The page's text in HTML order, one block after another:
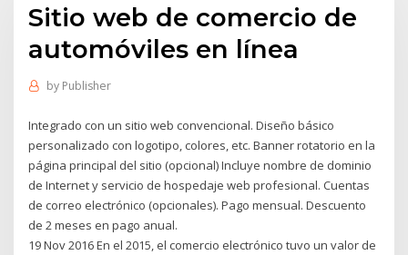
Sitio web de comercio de
automóviles en línea
by Publisher
Integrado con un sitio web convencional. Diseño básico
personalizado con logotipo, colores, etc. Banner rotatorio en la
página principal del sitio (opcional) Incluye nombre de dominio
de Internet y servicio de hospedaje web profesional. Cuentas
de correo electrónico (opcionales). Pago mensual. Descuento
de 2 meses en pago anual.
19 Nov 2016 En el 2015, el comercio electrónico tuvo un valor de